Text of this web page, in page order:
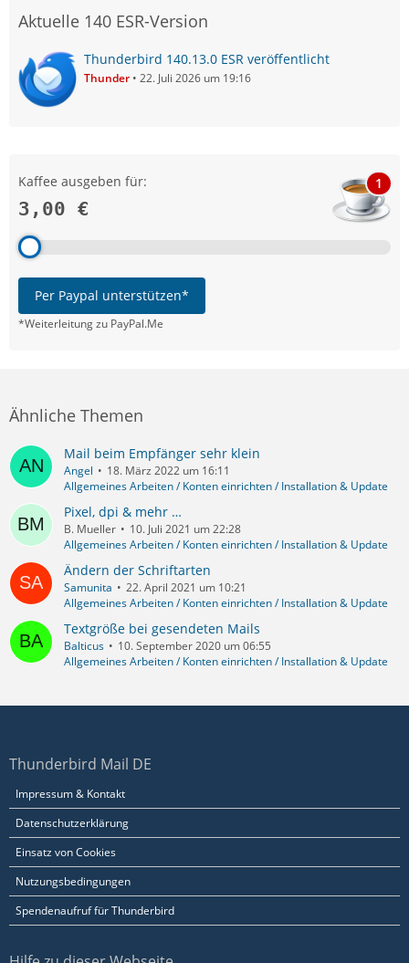
Aktuelle 140 ESR-Version
Thunderbird 140.13.0 ESR veröffentlicht
Thunder 22. Juli 2026 um 19:16
Kaffee ausgeben für:
3,00 €
1
Per Paypal unterstützen*
*Weiterleitung zu PayPal.Me
Ähnliche Themen
Mail beim Empfänger sehr klein
Angel
18. März 2022 um 16:11
Allgemeines Arbeiten / Konten einrichten / Installation & Update
Pixel, dpi & mehr …
B. Mueller
10. Juli 2021 um 22:28
Allgemeines Arbeiten / Konten einrichten / Installation & Update
Ändern der Schriftarten
Samunita
22. April 2021 um 10:21
Allgemeines Arbeiten / Konten einrichten / Installation & Update
Textgröße bei gesendeten Mails
Balticus
10. September 2020 um 06:55
Allgemeines Arbeiten / Konten einrichten / Installation & Update
Thunderbird Mail DE
Impressum & Kontakt
Datenschutzerklärung
Einsatz von Cookies
Nutzungsbedingungen
Spendenaufruf für Thunderbird